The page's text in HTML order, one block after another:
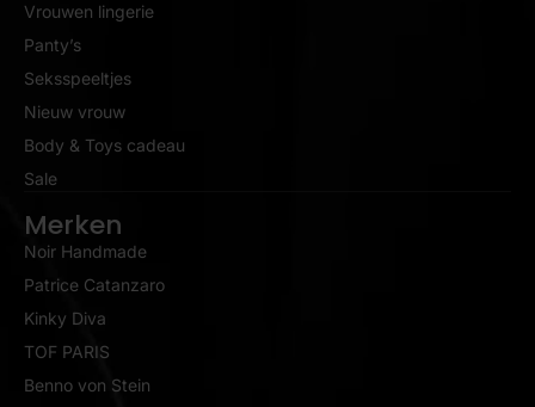
Vrouwen lingerie
Panty’s
Seksspeeltjes
Nieuw vrouw
Body & Toys cadeau
Sale
Merken
Noir Handmade
Patrice Catanzaro
Kinky Diva
TOF PARIS
Benno von Stein